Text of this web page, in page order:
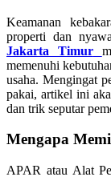
Keamanan
properti dan
Jakarta Timur
memenuhi
usaha. Mengingat
pakai, artikel ini
dan trik seputar
Mengapa
APAR atau Alat